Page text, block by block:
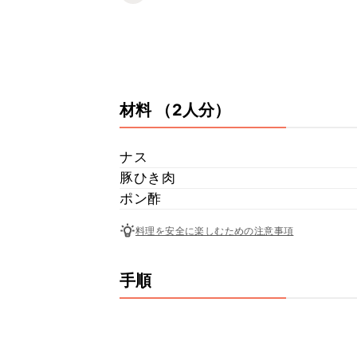
材料 （2人分）
ナス
豚ひき肉
ポン酢
料理を安全に楽しむための注意事項
手順